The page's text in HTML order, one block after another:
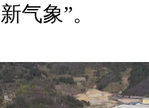
气象”。